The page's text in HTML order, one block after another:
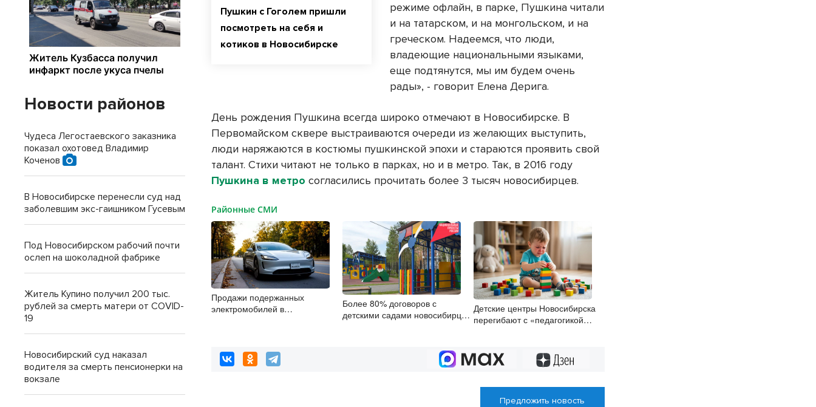
Пушкин с Гоголем пришли
посмотреть на себя и
котиков в Новосибирске
режиме офлайн, в парке, Пушкина читали
и на татарском, и на монгольском, и на
греческом. Надеемся, что люди,
владеющие национальными языками,
еще подтянутся, мы им будем очень
рады», - говорит Елена Дерига.
День рождения Пушкина всегда широко отмечают в Новосибирске. В
Первомайском сквере выстраиваются очереди из желающих выступить,
люди наряжаются в костюмы пушкинской эпохи и стараются проявить свой
талант. Стихи читают не только в парках, но и в метро. Так, в 2016 году
Пушкина в метро согласились прочитать более 3 тысяч новосибирцев.
Районные СМИ
Продажи подержанных
электромобилей в
Более 80% договоров с
детскими садами новосибирцы
Детские центры Новосибирска
перегибают с «педагогикой
Предложить новость
Новости районов
Чудеса Легостаевского заказника
показал охотовед Владимир
Коченов
В Новосибирске перенесли суд над
заболевшим экс-гаишником Гусевым
Под Новосибирском рабочий почти
ослеп на шоколадной фабрике
Житель Купино получил 200 тыс.
рублей за смерть матери от COVID-
19
Новосибирский суд наказал
водителя за смерть пенсионерки на
вокзале